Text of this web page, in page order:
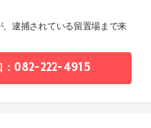
逮捕されている留置場まで来
：082-222-4915